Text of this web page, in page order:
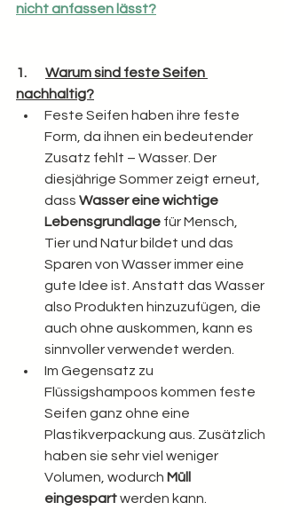
nicht anfassen lässt?
1. Warum sind feste Seifen
nachhaltig?
Feste Seifen haben ihre feste
Form, da ihnen ein bedeutender
Zusatz fehlt – Wasser. Der
diesjährige Sommer zeigt erneut,
dass Wasser eine wichtige
Lebensgrundlage für Mensch,
Tier und Natur bildet und das
Sparen von Wasser immer eine
gute Idee ist. Anstatt das Wasser
also Produkten hinzuzufügen, die
auch ohne auskommen, kann es
sinnvoller verwendet werden.
Im Gegensatz zu
Flüssigshampoos kommen feste
Seifen ganz ohne eine
Plastikverpackung aus. Zusätzlich
haben sie sehr viel weniger
Volumen, wodurch Müll
eingespart werden kann.